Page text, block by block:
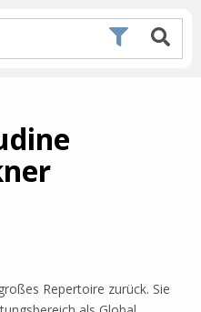
Repertoire zurück. Sie